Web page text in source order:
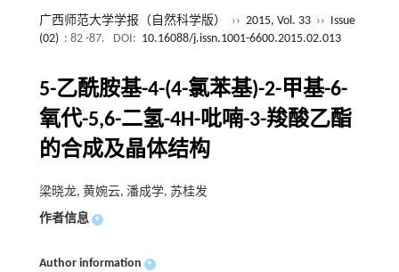
广西师范大学学报（自然科学版） ›› 2015, Vol. 33 ››
Issue
(02) : 82 -87. DOI: 10.16088/j.issn.1001-6600.2015.02.013
5-乙酰胺基-4-(4-氯苯基)-2-甲基-6-
氧代-5,6-二氢-4H-吡喃-3-羧酸乙酯
的合成及晶体结构
梁晓龙, 黄婉云, 潘成学, 苏桂发
作者信息 +
Author information +